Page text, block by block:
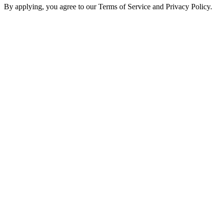
By applying, you agree to our Terms of Service and Privacy Policy.